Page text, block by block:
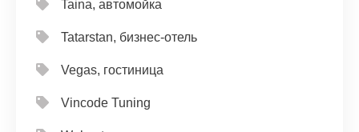
Taina, автомойка
Tatarstan, бизнес-отель
Vegas, гостиница
Vincode Tuning